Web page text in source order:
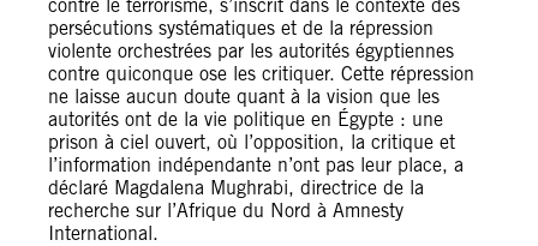
contre le terrorisme, s’inscrit dans le contexte des
persécutions systématiques et de la répression
violente orchestrées par les autorités égyptiennes
contre quiconque ose les critiquer. Cette répression
ne laisse aucun doute quant à la vision que les
autorités ont de la vie politique en Égypte : une
prison à ciel ouvert, où l’opposition, la critique et
l’information indépendante n’ont pas leur place, a
déclaré Magdalena Mughrabi, directrice de la
recherche sur l’Afrique du Nord à Amnesty
International.